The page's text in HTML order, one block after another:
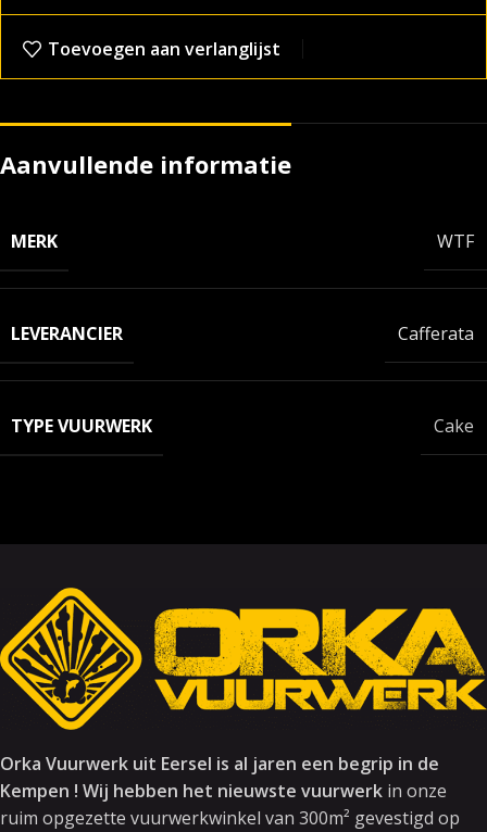
Toevoegen aan verlanglijst
Aanvullende informatie
MERK WTF
LEVERANCIER Cafferata
TYPE VUURWERK Cake
Orka Vuurwerk uit Eersel is al jaren een begrip in de
Kempen ! Wij hebben het nieuwste vuurwerk in onze
ruim opgezette vuurwerkwinkel van 300m² gevestigd op